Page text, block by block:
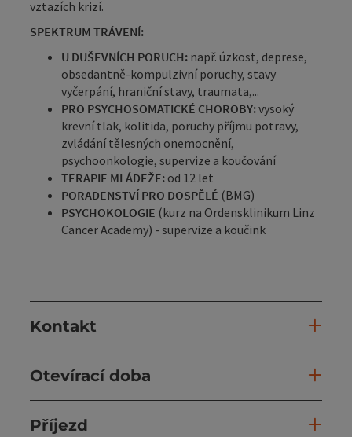
vztazích krizí.
SPEKTRUM TRÁVENÍ:
U DUŠEVNÍCH PORUCH: např. úzkost, deprese,
obsedantně-kompulzivní poruchy, stavy
vyčerpání, hraniční stavy, traumata,...
PRO PSYCHOSOMATICKÉ CHOROBY:vysoký
krevní tlak, kolitida, poruchy příjmu potravy,
zvládání tělesných onemocnění,
psychoonkologie, supervize a koučování
TERAPIE MLÁDEŽE: od 12 let
PORADENSTVÍ PRO DOSPĚLÉ (BMG)
PSYCHOKOLOGIE (kurz na Ordensklinikum Linz
Cancer Academy) - supervize a koučink
Kontakt
Otevírací doba
Příjezd